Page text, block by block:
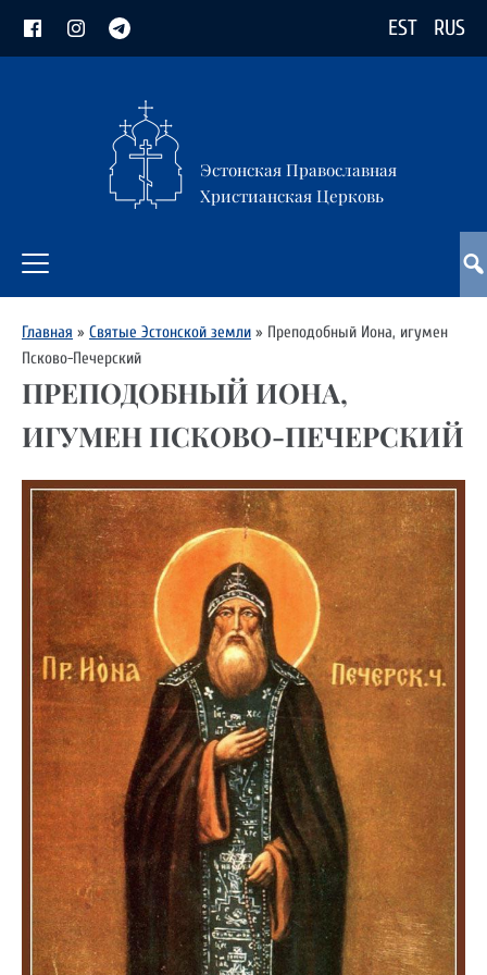
EST RUS
Эстонская Православная
Христианская Церковь
Главная » Святые Эстонской земли » Преподобный Иона, игумен
Псково-Печерский
ПРЕПОДОБНЫЙ ИОНА,
ИГУМЕН ПСКОВО-ПЕЧЕРСКИЙ